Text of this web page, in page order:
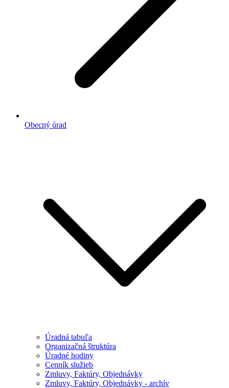
Obecný úrad
Úradná tabuľa
Organizačná štruktúra
Úradné hodiny
Cenník služieb
Zmluvy, Faktúry, Objednávky
Zmluvy, Faktúry, Objednávky - archív